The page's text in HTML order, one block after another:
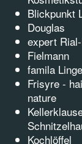
Blickpunkt
Douglas
expert
Fielmann
famila
Frisyre -
nature
Kochlöffel